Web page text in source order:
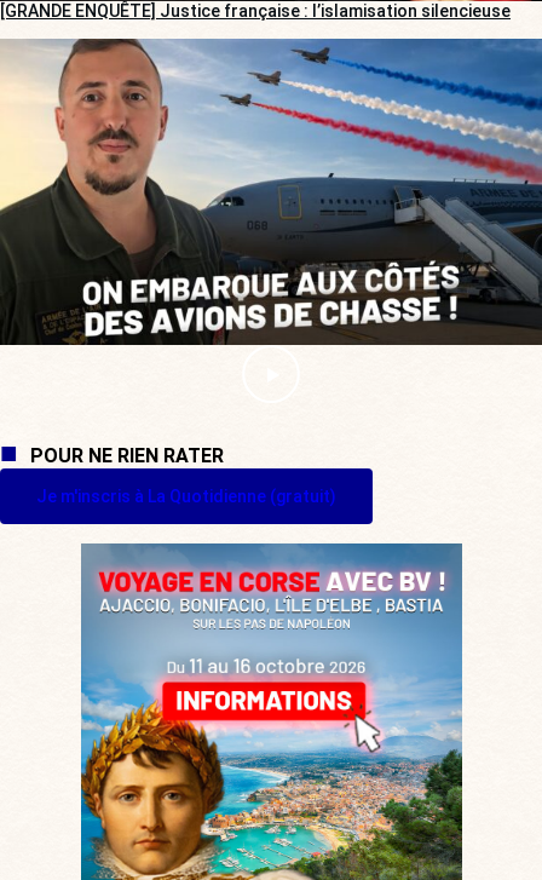
[GRANDE ENQUÊTE] Justice française : l’islamisation silencieuse
POUR NE RIEN RATER
Je m'inscris à La Quotidienne (gratuit)